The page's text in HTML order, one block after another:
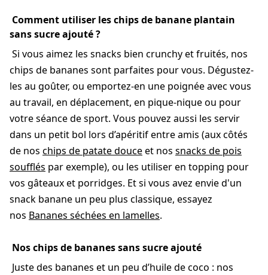
Comment utiliser les chips de banane plantain
sans sucre ajouté ?
Si vous aimez les snacks bien crunchy et fruités, nos
chips de bananes sont parfaites pour vous. Dégustez-
les au goûter, ou emportez-en une poignée avec vous
au travail, en déplacement, en pique-nique ou pour
votre séance de sport. Vous pouvez aussi les servir
dans un petit bol lors d’apéritif entre amis (aux côtés
de nos chips de patate douceet nos snacks de pois
soufflés par exemple), ou les utiliser en topping pour
vos gâteaux et porridges. Et si vous avez envie d'un
snack banane un peu plus classique, essayez
nos Bananes séchées en lamelles.
Nos chips de bananes sans sucre ajouté
Juste des bananes et un peu d’huile de coco : nos